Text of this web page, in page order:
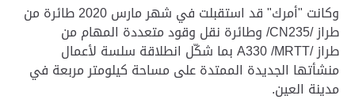
وكانت "أمرك" قد استقبلت في شهر مارس 2020 طائرة من
طراز/CN235/وطائرة نقل وقود متعددة المهام من
طرازA330 /MRTT/بما شكّل انطلاقة سلسة لأعمال
منشأتها الجديدة الممتدة على مساحة كيلومتر مربعة في
مدينة العين.